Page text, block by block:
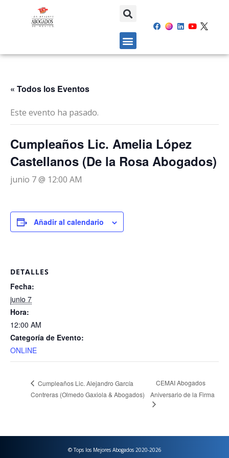
« Todos los Eventos
Este evento ha pasado.
Cumpleaños Lic. Amelia López
Castellanos (De la Rosa Abogados)
junio 7 @ 12:00 AM
Añadir al calendario
DETALLES
Fecha:
junio 7
Hora:
12:00 AM
Categoría de Evento:
ONLINE
Cumpleaños Lic. Alejandro García
Contreras (Olmedo Gaxiola & Abogados)
CEMAI Abogados
Aniversario de la Firma
© Tops los Mejores Abogados 2020-2026